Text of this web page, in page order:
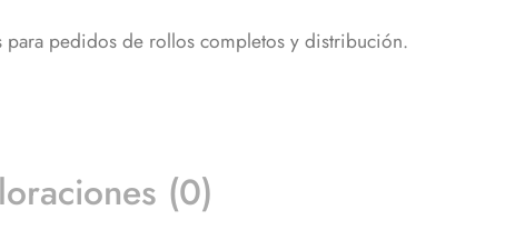
para pedidos de rollos completos y distribución.
(0)